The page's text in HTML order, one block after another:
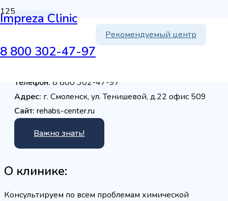
Impreza Clinic
8 800 302-47-97
Рекомендуемый центр
Пенза
Реабилитационный центр
Вершина, Пенза
Телефон: 8 800 302-47-97
Адрес: г. Смоленск, ул. Тенишевой, д.22 офис 509
Сайт: rehabs-center.ru
Важно знать!
О клинике:
Консультируем по всем проблемам химической